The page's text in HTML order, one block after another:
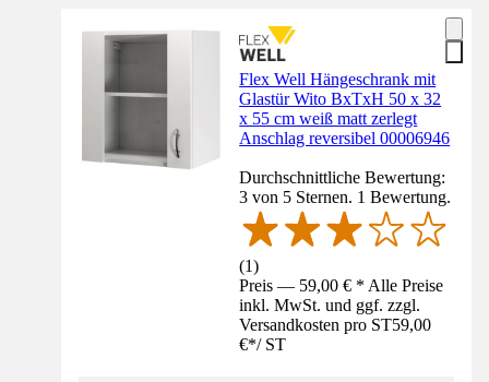
Flex Well Hängeschrank mit
Glastür Wito BxTxH 50 x 32
x 55 cm weiß matt zerlegt
Anschlag reversibel 00006946
Durchschnittliche Bewertung:
3 von 5 Sternen. 1 Bewertung.
(1)
Preis — 59,00 € * Alle Preise
inkl. MwSt. und ggf. zzgl.
Versandkosten pro ST59,00
€*/ ST